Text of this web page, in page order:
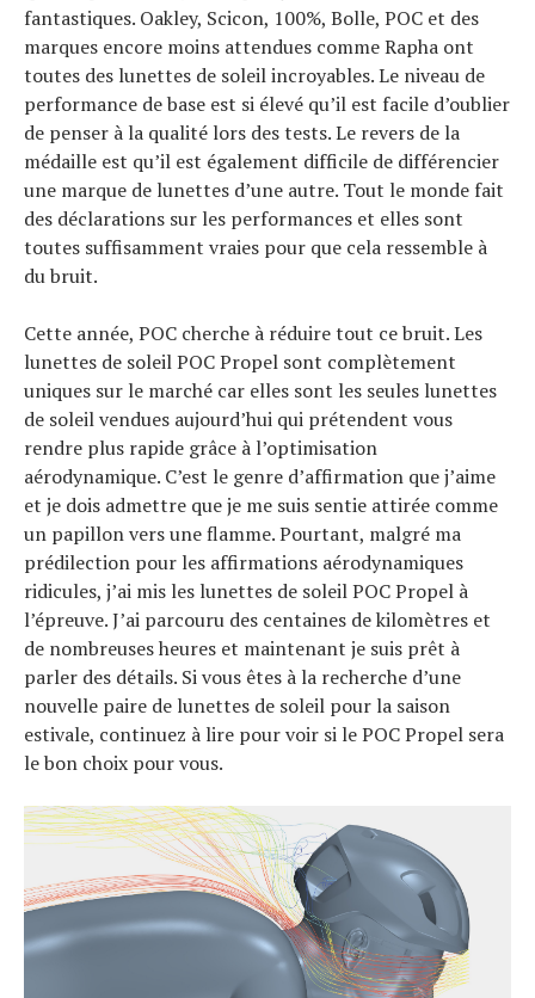
fantastiques. Oakley, Scicon, 100%, Bolle, POC et des
marques encore moins attendues comme Rapha ont
toutes des lunettes de soleil incroyables. Le niveau de
performance de base est si élevé qu’il est facile d’oublier
de penser à la qualité lors des tests. Le revers de la
médaille est qu’il est également difficile de différencier
une marque de lunettes d’une autre. Tout le monde fait
des déclarations sur les performances et elles sont
toutes suffisamment vraies pour que cela ressemble à
du bruit.
Cette année, POC cherche à réduire tout ce bruit. Les
lunettes de soleil POC Propel sont complètement
uniques sur le marché car elles sont les seules lunettes
de soleil vendues aujourd’hui qui prétendent vous
rendre plus rapide grâce à l’optimisation
aérodynamique. C’est le genre d’affirmation que j’aime
et je dois admettre que je me suis sentie attirée comme
un papillon vers une flamme. Pourtant, malgré ma
prédilection pour les affirmations aérodynamiques
ridicules, j’ai mis les lunettes de soleil POC Propel à
l’épreuve. J’ai parcouru des centaines de kilomètres et
de nombreuses heures et maintenant je suis prêt à
parler des détails. Si vous êtes à la recherche d’une
nouvelle paire de lunettes de soleil pour la saison
estivale, continuez à lire pour voir si le POC Propel sera
le bon choix pour vous.